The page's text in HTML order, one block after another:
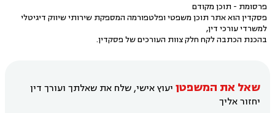
פרסומת - תוכן מקודם
פסקדין הוא אתר תוכן משפטי ופלטפורמה המספקת שירותי שיווק דיגיטלי
למשרדי עורכי דין,
בהכנת הכתבה לקח חלק צוות העורכים של פסקדין.
שאל את המשפטן יעוץ אישי, שלח את שאלתך ועורך דין
יחזור אליך